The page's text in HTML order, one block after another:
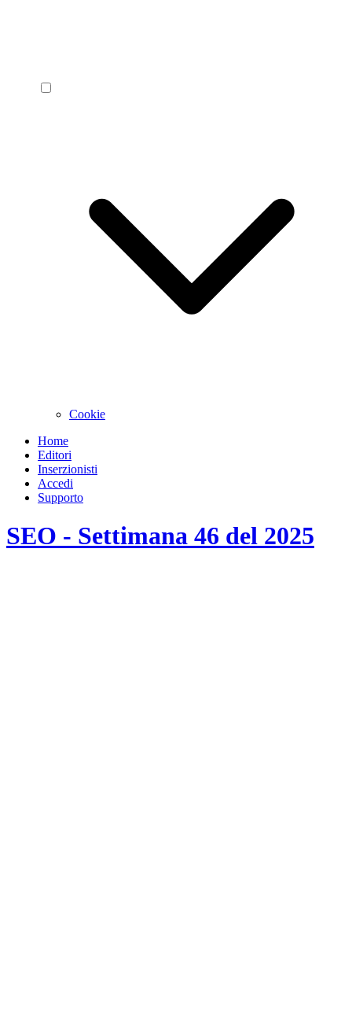
Cookie
Home
Editori
Inserzionisti
Accedi
Supporto
SEO - Settimana 46 del 2025